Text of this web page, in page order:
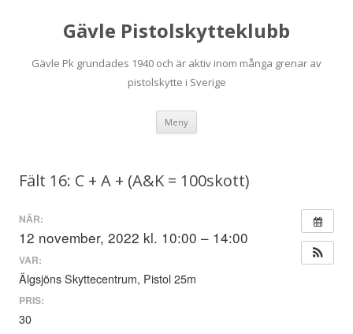
Gävle Pistolskytteklubb
Gävle Pk grundades 1940 och är aktiv inom många grenar av
pistolskytte i Sverige
Meny
Fält 16: C + A + (A&K = 100skott)
NÄR:
12 november, 2022 kl. 10:00 – 14:00
VAR:
Älgsjöns Skyttecentrum, Pistol 25m
PRIS:
30